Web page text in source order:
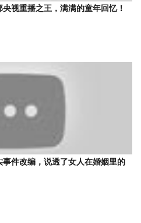
视重播之王，满满的童年回忆！
事件改编，说透了女人在婚姻里的